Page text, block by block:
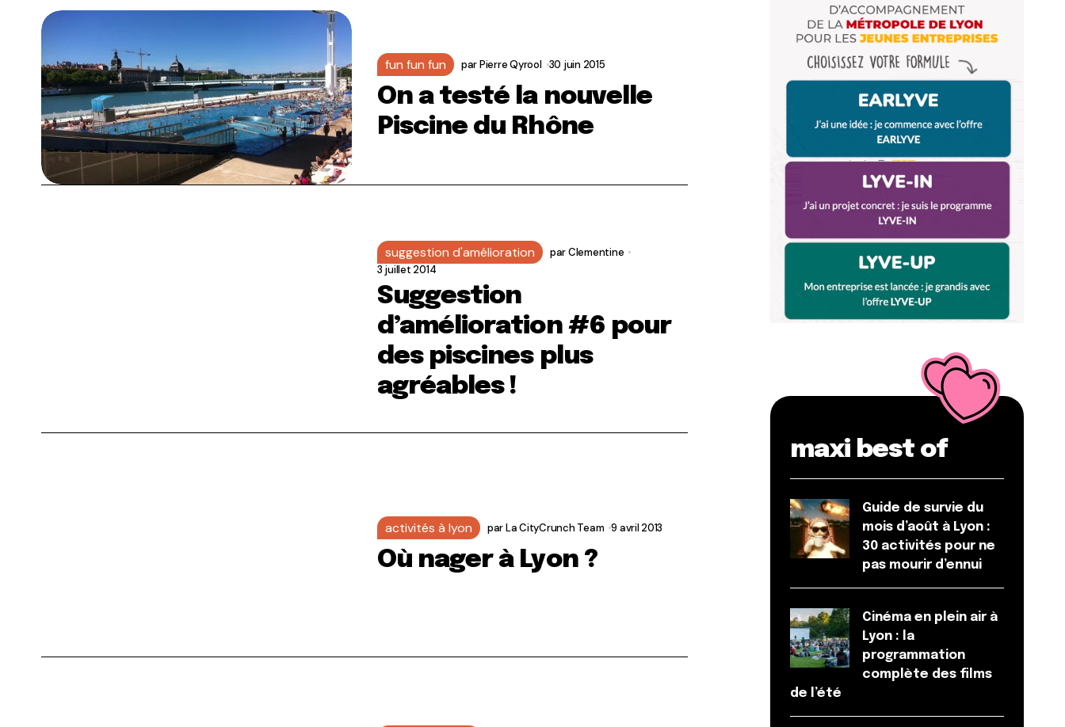
fun fun fun parPierre Qyrool 30 juin 2015
On a testé la nouvelle
Piscine du Rhône
suggestion d'amélioration parClementine
3 juillet 2014
Suggestion
d’amélioration #6 pour
des piscines plus
agréables !
activités à lyon parLa CityCrunch Team 9 avril 2013
Où nager à Lyon ?
maxi best of
Guide de survie du
mois d’août à Lyon :
30 activités pour ne
pas mourir d’ennui
Cinéma en plein air à
Lyon : la
programmation
complète des films
de l’été